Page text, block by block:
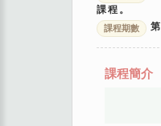
課程。
課程期數 第
課程簡介